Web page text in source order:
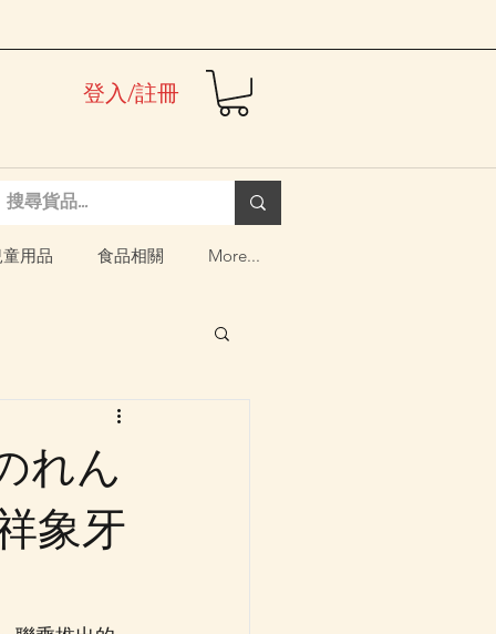
登入/註冊
用品 食品相關 More...
れん
象牙